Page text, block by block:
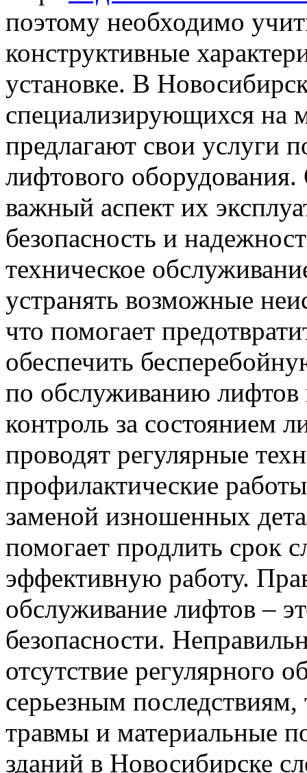
поэтому необходимо
конструктивные
установке. В
специализирующихся на
предлагают свои услуги
лифтового
важный аспект их
безопасность и
техническое
устранять возможные
что помогает
обеспечить
по обслуживанию лифтов
контроль за состоянием
проводят регулярные
профилактические
заменой изношенных
помогает продлить срок
эффективную работу.
обслуживание лифтов –
безопасности.
отсутствие регулярного
серьезным
травмы и материальные
зданий в Новосибирске